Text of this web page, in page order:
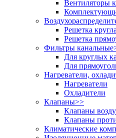
Вентиляторы
Решетка
Решетка
Фильтры канальные
Для круглых
Для
Нагреватели,
Нагреватели
Охладители
Клапаны>>
Клапаны
Клапаны
Климатические